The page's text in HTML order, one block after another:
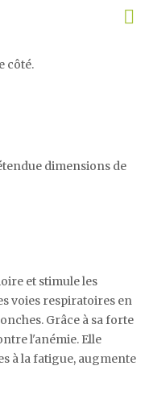
côté.
dimensions de
et stimule les
voies respiratoires en
Grâce à sa forte
l'anémie. Elle
à la fatigue, augmente